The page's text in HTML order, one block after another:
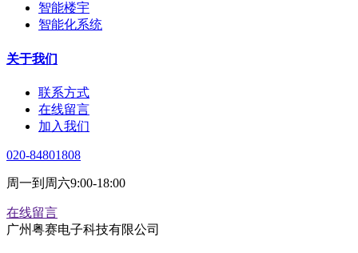
智能楼宇
智能化系统
关于我们
联系方式
在线留言
加入我们
020-84801808
周一到周六9:00-18:00
在线留言
广州粤赛电子科技有限公司